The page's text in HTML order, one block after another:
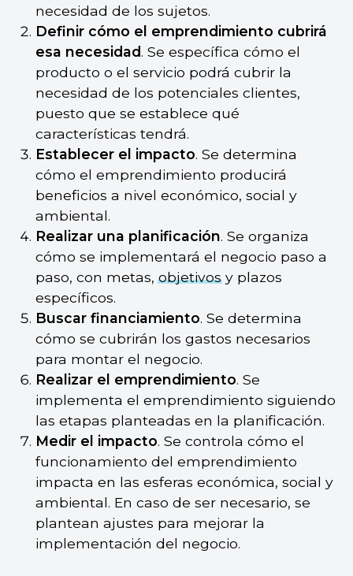
necesidad de los sujetos.
Definir cómo el emprendimiento cubrirá
esa necesidad. Se específica cómo el
producto o el servicio podrá cubrir la
necesidad de los potenciales clientes,
puesto que se establece qué
características tendrá.
Establecer el impacto. Se determina
cómo el emprendimiento producirá
beneficios a nivel económico, social y
ambiental.
Realizar una planificación. Se organiza
cómo se implementará el negocio paso a
paso, con metas,objetivosy plazos
específicos.
Buscar financiamiento. Se determina
cómo se cubrirán los gastos necesarios
para montar el negocio.
Realizar el emprendimiento. Se
implementa el emprendimiento siguiendo
las etapas planteadas en la planificación.
Medir el impacto. Se controla cómo el
funcionamiento del emprendimiento
impacta en las esferas económica, social y
ambiental. En caso de ser necesario, se
plantean ajustes para mejorar la
implementación del negocio.